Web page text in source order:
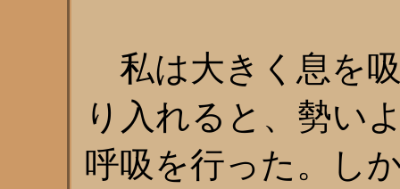
私は大きく息を
り入れると、勢い
呼吸を行った。し